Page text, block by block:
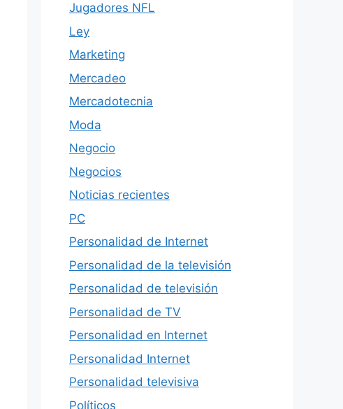
Jugadores NFL
Ley
Marketing
Mercadeo
Mercadotecnia
Moda
Negocio
Negocios
Noticias recientes
PC
Personalidad de Internet
Personalidad de la televisión
Personalidad de televisión
Personalidad de TV
Personalidad en Internet
Personalidad Internet
Personalidad televisiva
Políticos